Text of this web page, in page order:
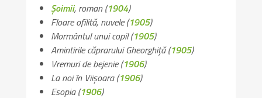
Șoimii, roman (1904)
Floare ofilită, nuvele (1905)
Mormântul unui copil(1905)
Amintirile căprarului Gheorghiță(1905)
Vremuri de bejenie(1906)
La noi în Viișoara(1906)
Esopia(1906)